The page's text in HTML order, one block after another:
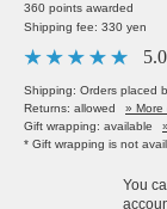
360 points awarded
Shipping fee: 330 yen
5.0
Shipping: Orders placed
Returns: allowed
» More
Gift wrapping: available
* Gift wrapping is not
You